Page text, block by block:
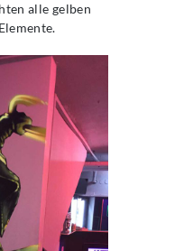
alle gelben